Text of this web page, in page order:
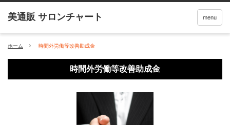
menu
ホーム 時間外労働等改善助成金
時間外労働等改善助成金